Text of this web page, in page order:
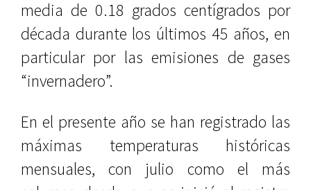
media de 0.18 grados centígrados por
década durante los últimos 45 años, en
particular por las emisiones de gases
“invernadero”.
En el presente año se han registrado las
máximas temperaturas históricas
mensuales, con julio como el más